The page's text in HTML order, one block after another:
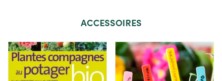
ACCESSOIRES